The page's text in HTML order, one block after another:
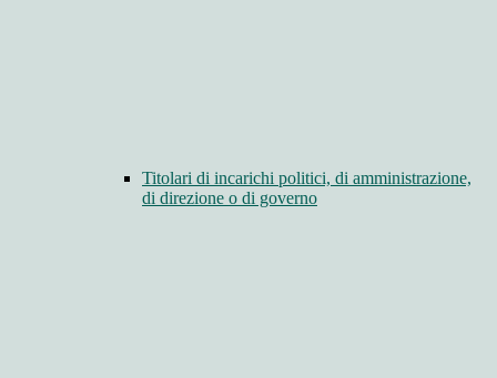
Titolari di incarichi politici, di amministrazione,
di direzione o di governo